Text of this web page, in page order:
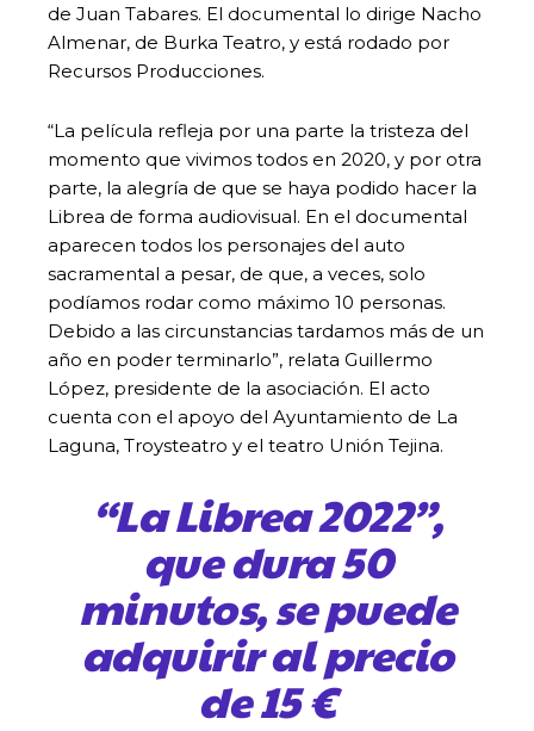
de Juan Tabares. El documental lo dirige Nacho
Almenar, de Burka Teatro, y está rodado por
Recursos Producciones.
“La película refleja por una parte la tristeza del
momento que vivimos todos en 2020, y por otra
parte, la alegría de que se haya podido hacer la
Librea de forma audiovisual. En el documental
aparecen todos los personajes del auto
sacramental a pesar, de que, a veces, solo
podíamos rodar como máximo 10 personas.
Debido a las circunstancias tardamos más de un
año en poder terminarlo”, relata Guillermo
López, presidente de la asociación. El acto
cuenta con el apoyo del Ayuntamiento de La
Laguna, Troysteatro y el teatro Unión Tejina.
“La Librea 2022”,
que dura 50
minutos, se puede
adquirir al precio
de 15 €